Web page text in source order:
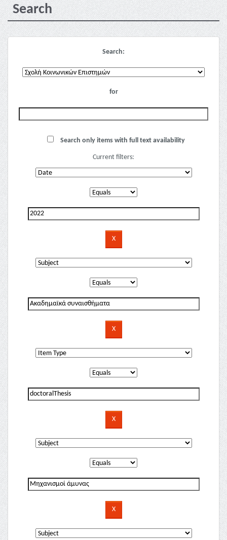
Search
Search:
for
Search only items with full text availability
Current filters: